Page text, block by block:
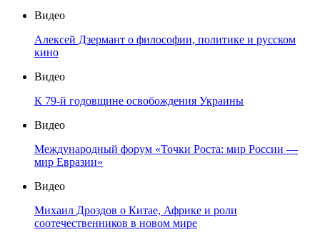
Видео
Алексей Дзермант о философии, политике и русском
кино
Видео
К 79-й годовщине освобождения Украины
Видео
Международный форум «Точки Роста: мир России —
мир Евразии»
Видео
Михаил Дроздов о Китае, Африке и роли
соотечественников в новом мире